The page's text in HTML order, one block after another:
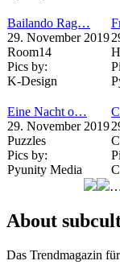
Bailando Rag…
29. November 2019
Room14
Pics by:
K-Design
Eine Nacht o…
29. November 2019
Puzzles
Pics by:
Pyunity Media
About
Das Trendmagazin